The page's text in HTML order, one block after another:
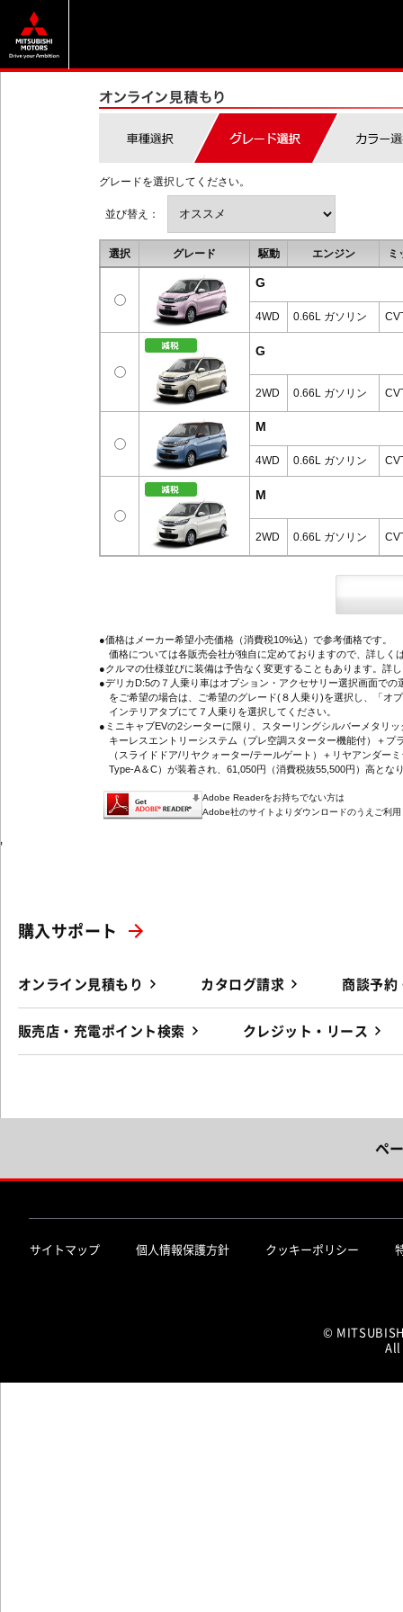
グレードを選択してください。
並び替え：
選択 グレード 駆動 エンジン ミ
G
4WD 0.66L ガソリン
G
2WD 0.66L ガソリン
M
4WD 0.66L ガソリン
M
2WD 0.66L ガソリン
●価格はメーカー希望小売価格（消費税10%込）で参考価格です。
価格については各販売会社が独自に定めておりますので、詳しく
●クルマの仕様並びに装備は予告なく変更することもあります。詳
●デリカD:5の７人乗り車はオプション・アクセサリー選択画面での
をご希望の場合は、ご希望のグレード(８人乗り)を選択し、「オ
インテリアタブにて７人乗りを選択してください。
●ミニキャブEVの2シーターに限り、スターリングシルバーメタリ
キーレスエントリーシステム（プレ空調スターター機能付）＋プ
（スライドドア/リヤクォーター/テールゲート）＋リヤアンダー
Type-A＆C）が装着され、61,050円（消費税抜55,500円）高とな
Adobe Readerをお持ちでない方は
Adobe社のサイトよりダウンロードのうえご利
'
購入サポート
オンライン見積もり カタログ請求 商談予約
販売店・充電ポイント検索 クレジット・リース
ペ
サイトマップ 個人情報保護方針 クッキーポリシー
©
All